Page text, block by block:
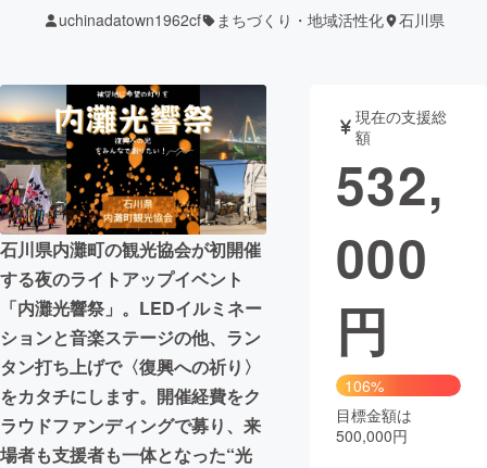
テクノロジー・ガジェット
映像・映画 書籍・雑誌
ビジネス・起業 チャレンジ
まちづくり・地域活性化
CAMPFIRE for Social Good
CAMPFIRE Creation
CAMPFIREふるさと納税
コミュニティ
uchinadatown1962cf まちづくり・地域活性化 石川県
石川県内灘町の観光協会が初開催
する夜のライトアップイベント
「内灘光響祭」。LEDイルミネー
ションと音楽ステージの他、ラン
タン打ち上げで〈復興への祈り〉
をカタチにします。開催経費をク
ラウドファンディングで募り、来
場者も支援者も一体となった“光
現在の支援総
額
532,
000
円
106%
目標金額は
500,000円